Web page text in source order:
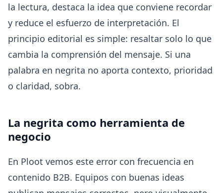
la lectura, destaca la idea que conviene recordar
y reduce el esfuerzo de interpretación. El
principio editorial es simple: resaltar solo lo que
cambia la comprensión del mensaje. Si una
palabra en negrita no aporta contexto, prioridad
o claridad, sobra.
La negrita como herramienta de
negocio
En Ploot vemos este error con frecuencia en
contenido B2B. Equipos con buenas ideas